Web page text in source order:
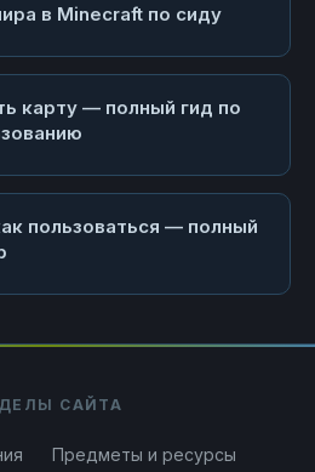
в Minecraft по сиду
карту — полный гид по
пользоваться — полный
САЙТА
Предметы и ресурсы